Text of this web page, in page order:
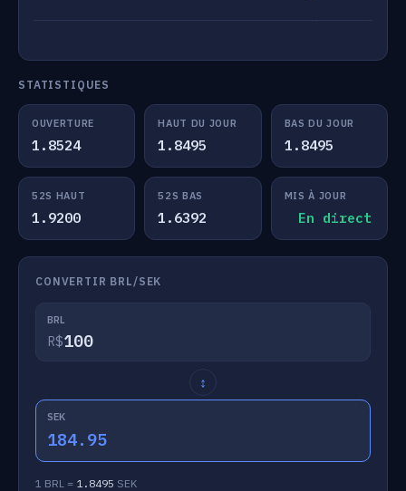
STATISTIQUES
OUVERTURE
1.8524
HAUT DU JOUR
1.8495
BAS DU JOUR
1.8495
52S HAUT
1.9200
52S BAS
1.6392
MIS À JOUR
En direct
CONVERTIR BRL/SEK
BRL
R$
↕
SEK
184.95
1 BRL = 1.8495 SEK